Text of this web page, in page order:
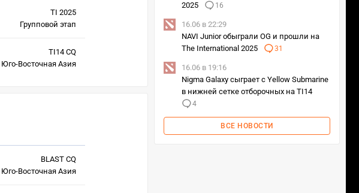
TI 2025
Групповой этап
TI14 CQ
Юго-Восточная Азия
BLAST CQ
Юго-Восточная Азия
2025
16
16.06 в 22:29
NAVI Junior обыграли OG и прошли на
The International 2025
31
16.06 в 19:16
Nigma Galaxy сыграет с Yellow Submarine
в нижней сетке отборочных на TI14
4
ВСЕ НОВОСТИ